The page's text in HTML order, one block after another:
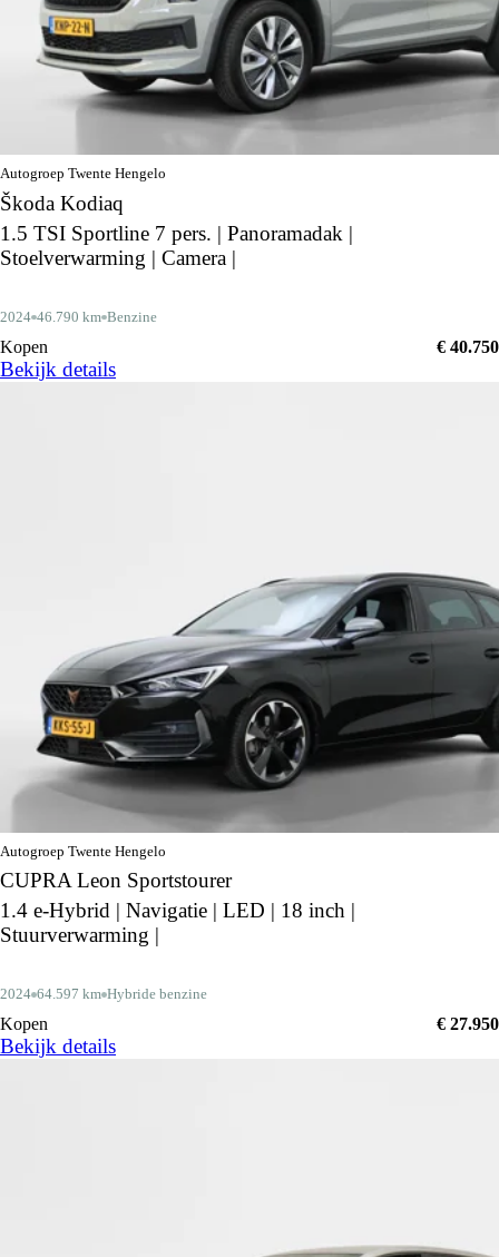
Autogroep Twente Hengelo
Škoda Kodiaq
1.5 TSI Sportline 7 pers. | Panoramadak |
Stoelverwarming | Camera |
2024 46.790 km Benzine
Kopen € 40.750
Bekijk details
Autogroep Twente Hengelo
CUPRA Leon Sportstourer
1.4 e-Hybrid | Navigatie | LED | 18 inch |
Stuurverwarming |
2024 64.597 km Hybride benzine
Kopen € 27.950
Bekijk details